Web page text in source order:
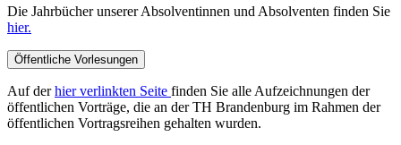
Die Jahrbücher unserer Absolventinnen und Absolventen finden Sie
hier.
Öffentliche Vorlesungen
Auf derhier verlinkten Seite finden Sie alle Aufzeichnungen der
öffentlichen Vorträge, die an der TH Brandenburg im Rahmen der
öffentlichen Vortragsreihen gehalten wurden.